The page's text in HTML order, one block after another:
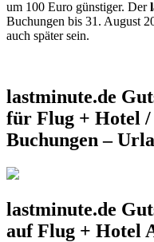
um 100 Euro günstiger. Der
Buchungen bis 31. August
auch später sein.
lastminute.de
für Flug + Hotel
Buchungen –
lastminute.de
auf Flug + Hotel